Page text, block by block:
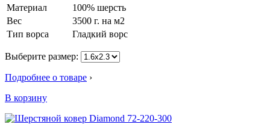
Материал
100% шерсть
Вес
3500 г. на м2
Тип ворса
Гладкий ворс
Выберите размер:
Подробнее о товаре ›
В корзину